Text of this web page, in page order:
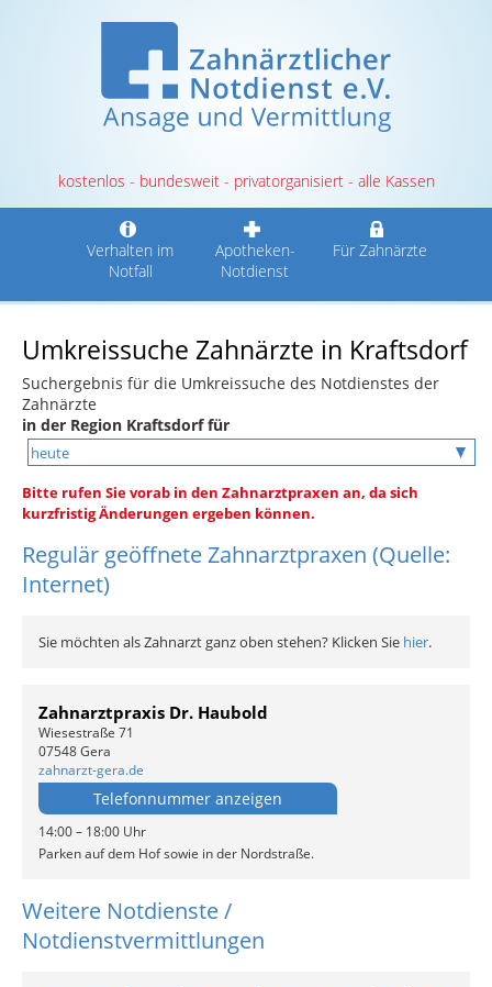
kostenlos - bundesweit - privatorganisiert - alle Kassen
Verhalten im
Notfall
Apotheken-
Notdienst
Für Zahnärzte
Umkreissuche Zahnärzte in Kraftsdorf
Suchergebnis für die Umkreissuche des Notdienstes der
Zahnärzte
in der Region Kraftsdorf für
Bitte rufen Sie vorab in den Zahnarztpraxen an, da sich
kurzfristig Änderungen ergeben können.
Regulär geöffnete Zahnarztpraxen (Quelle:
Internet)
Sie möchten als Zahnarzt ganz oben stehen? Klicken Sie hier.
Zahnarztpraxis Dr. Haubold
Wiesestraße 71
07548 Gera
zahnarzt-gera.de
Telefonnummer anzeigen
14:00 – 18:00 Uhr
Parken auf dem Hof sowie in der Nordstraße.
Weitere Notdienste /
Notdienstvermittlungen